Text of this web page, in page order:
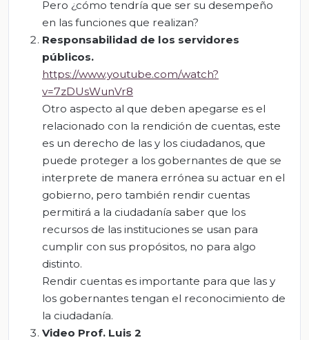
Pero ¿cómo tendría que ser su desempeño
en las funciones que realizan?
Responsabilidad de los servidores
públicos.
https://www.youtube.com/watch?
v=7zDUsWunVr8
Otro aspecto al que deben apegarse es el
relacionado con la rendición de cuentas, este
es un derecho de las y los ciudadanos, que
puede proteger a los gobernantes de que se
interprete de manera errónea su actuar en el
gobierno, pero también rendir cuentas
permitirá a la ciudadanía saber que los
recursos de las instituciones se usan para
cumplir con sus propósitos, no para algo
distinto.
Rendir cuentas es importante para que las y
los gobernantes tengan el reconocimiento de
la ciudadanía.
Video Prof. Luis 2